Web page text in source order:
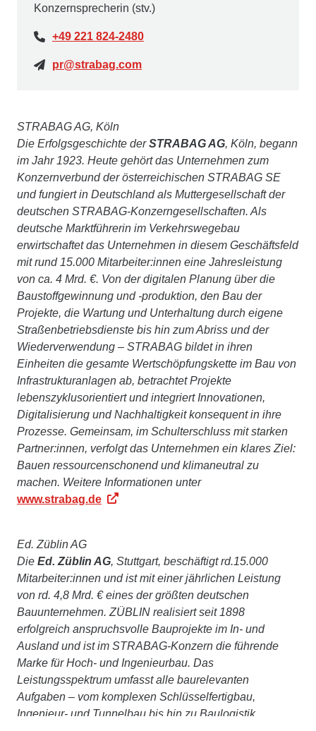
Konzernsprecherin (stv.)
+49 221 824-2480
pr@strabag.com
STRABAG AG, Köln
Die Erfolgsgeschichte derSTRABAG AG, Köln, begann
im Jahr 1923. Heute gehört das Unternehmen zum
Konzernverbund der österreichischen STRABAG SE
und fungiert in Deutschland als Muttergesellschaft der
deutschen STRABAG-Konzerngesellschaften. Als
deutsche Marktführerin im Verkehrswegebau
erwirtschaftet das Unternehmen in diesem Geschäftsfeld
mit rund 15.000 Mitarbeiter:innen eine Jahresleistung
von ca. 4 Mrd. €. Von der digitalen Planung über die
Baustoffgewinnung und -produktion, den Bau der
Projekte, die Wartung und Unterhaltung durch eigene
Straßenbetriebsdienste bis hin zum Abriss und der
Wiederverwendung – STRABAG bildet in ihren
Einheiten die gesamte Wertschöpfungskette im Bau von
Infrastrukturanlagen ab, betrachtet Projekte
lebenszyklusorientiert und integriert Innovationen,
Digitalisierung und Nachhaltigkeit konsequent in ihre
Prozesse. Gemeinsam, im Schulterschluss mit starken
Partner:innen, verfolgt das Unternehmen ein klares Ziel:
Bauen ressourcenschonend und klimaneutral zu
machen. Weitere Informationen unter
www.strabag.de
Ed. Züblin AG
Die Ed. Züblin AG, Stuttgart, beschäftigt rd.15.000
Mitarbeiter:innen und ist mit einer jährlichen Leistung
von rd. 4,8 Mrd. € eines der größten deutschen
Bauunternehmen. ZÜBLIN realisiert seit 1898
erfolgreich anspruchsvolle Bauprojekte im In- und
Ausland und ist im STRABAG-Konzern die führende
Marke für Hoch- und Ingenieurbau. Das
Leistungsspektrum umfasst alle baurelevanten
Aufgaben – vom komplexen Schlüsselfertigbau,
Ingenieur- und Tunnelbau bis hin zu Baulogistik,